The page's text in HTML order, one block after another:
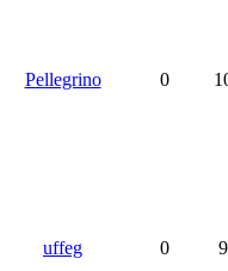
Pellegrino 0
uffeg 0